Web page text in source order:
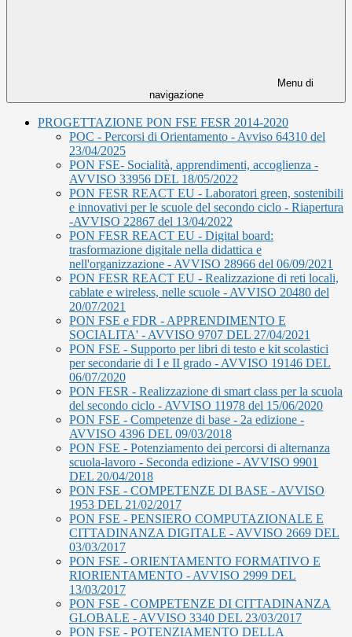
Menu di
navigazione
PROGETTAZIONE PON FSE FESR 2014-2020
POC - Percorsi di Orientamento - Avviso 64310 del
23/04/2025
PON FSE- Socialità, apprendimenti, accoglienza -
AVVISO 33956 DEL 18/05/2022
PON FESR REACT EU - Laboratori green, sostenibili
e innovativi per le scuole del secondo ciclo - Riapertura
-AVVISO 22867 del 13/04/2022
PON FESR REACT EU - Digital board:
trasformazione digitale nella didattica e
nell'organizzazione - AVVISO 28966 del 06/09/2021
PON FESR REACT EU - Realizzazione di reti locali,
cablate e wireless, nelle scuole - AVVISO 20480 del
20/07/2021
PON FSE e FDR - APPRENDIMENTO E
SOCIALITA' - AVVISO 9707 DEL 27/04/2021
PON FSE - Supporto per libri di testo e kit scolastici
per secondarie di I e II grado - AVVISO 19146 DEL
06/07/2020
PON FESR - Realizzazione di smart class per la scuola
del secondo ciclo - AVVISO 11978 del 15/06/2020
PON FSE - Competenze di base - 2a edizione -
AVVISO 4396 DEL 09/03/2018
PON FSE - Potenziamento dei percorsi di alternanza
scuola-lavoro - Seconda edizione - AVVISO 9901
DEL 20/04/2018
PON FSE - COMPETENZE DI BASE - AVVISO
1953 DEL 21/02/2017
PON FSE - PENSIERO COMPUTAZIONALE E
CITTADINANZA DIGITALE - AVVISO 2669 DEL
03/03/2017
PON FSE - ORIENTAMENTO FORMATIVO E
RIORIENTAMENTO - AVVISO 2999 DEL
13/03/2017
PON FSE - COMPETENZE DI CITTADINANZA
GLOBALE - AVVISO 3340 DEL 23/03/2017
PON FSE - POTENZIAMENTO DELLA